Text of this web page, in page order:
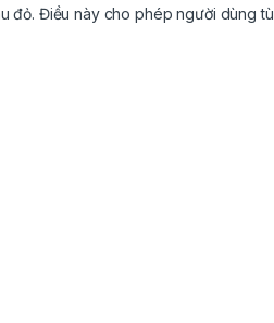
Điều này cho phép người dùng